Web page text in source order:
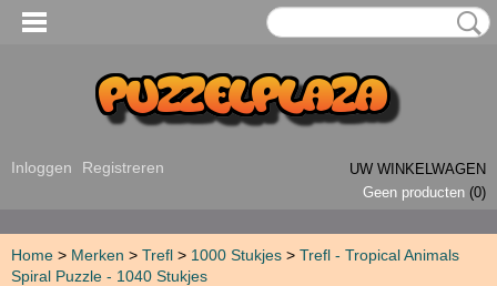
Inloggen Registreren
UW WINKELWAGEN
Geen producten (0)
Home > Merken > Trefl > 1000 Stukjes > Trefl - Tropical Animals
Spiral Puzzle - 1040 Stukjes